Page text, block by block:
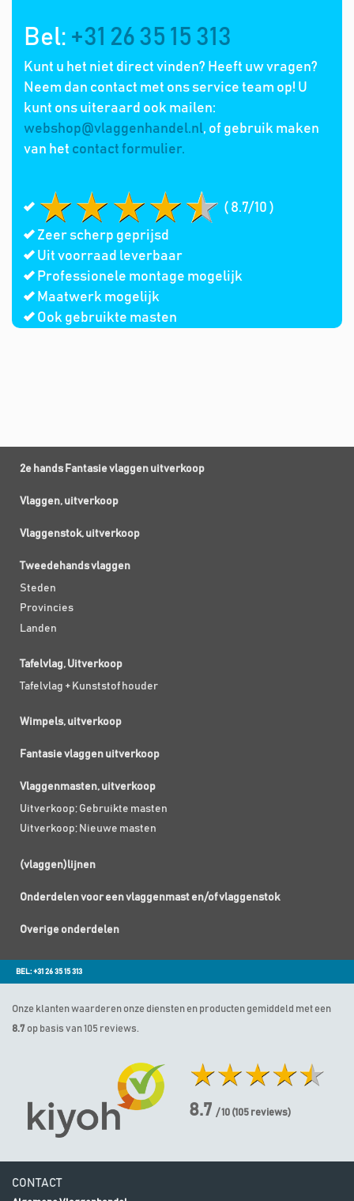
Bel: +31 26 35 15 313
Kunt u het niet direct vinden? Heeft uw vragen?
Neem dan contact met ons service team op! U
kunt ons uiteraard ook mailen:
webshop@vlaggenhandel.nl, of gebruik maken
van het contact formulier.
( 8.7/10 )
Zeer scherp geprijsd
Uit voorraad leverbaar
Professionele montage mogelijk
Maatwerk mogelijk
Ook gebruikte masten
2e hands Fantasie vlaggen uitverkoop
Vlaggen, uitverkoop
Vlaggenstok, uitverkoop
Tweedehands vlaggen
Steden
Provincies
Landen
Tafelvlag, Uitverkoop
Tafelvlag + Kunststof houder
Wimpels, uitverkoop
Fantasie vlaggen uitverkoop
Vlaggenmasten, uitverkoop
Uitverkoop; Gebruikte masten
Uitverkoop; Nieuwe masten
(vlaggen)lijnen
Onderdelen voor een vlaggenmast en/of vlaggenstok
Overige onderdelen
BEL: +31 26 35 15 313
Onze klanten waarderen onze diensten en producten gemiddeld met een
8.7 op basis van 105 reviews.
8.7 / 10 (105 reviews)
CONTACT